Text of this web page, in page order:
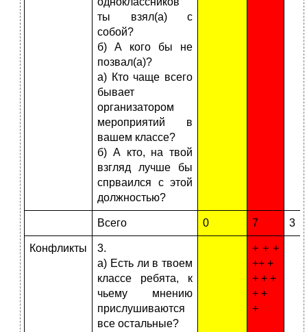
ты взял(а) с
собой?
б) А кого бы не
позвал(а)?
а) Кто чаще всего
бывает
организатором
мероприятий в
вашем классе?
б) А кто, на твой
взгляд лучше бы
спрваился с этой
должностью?
Всего 0 7 3
Конфликты
3.
а) Есть ли в твоем
классе ребята, к
чьему мнению
прислушиваются
все остальные?
+ + +
++ +
+ + +
+ +
+